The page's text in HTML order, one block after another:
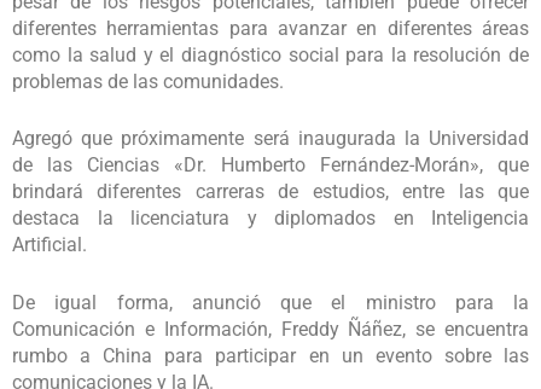
diferentes herramientas para avanzar en diferentes áreas
como la salud y el diagnóstico social para la resolución de
problemas de las comunidades.
Agregó que próximamente será inaugurada la Universidad
de las Ciencias «Dr. Humberto Fernández-Morán», que
brindará diferentes carreras de estudios, entre las que
destaca la licenciatura y diplomados en Inteligencia
Artificial.
De igual forma, anunció que el ministro para la
Comunicación e Información, Freddy Ñáñez, se encuentra
rumbo a China para participar en un evento sobre las
comunicaciones y la IA.